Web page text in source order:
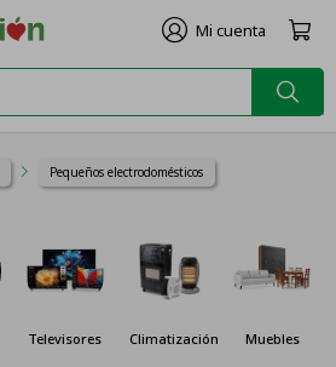
Pequeños electrodomésticos
Televisores Climatización Muebles